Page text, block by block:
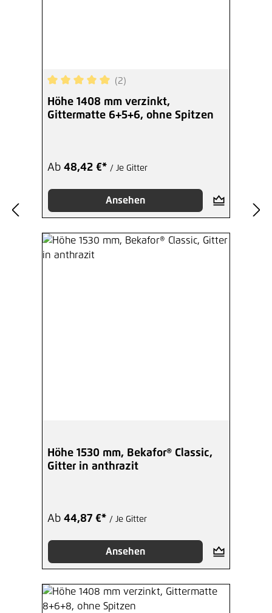
Durchschnittliche Bewertung von 5 von 5
(2)
Höhe 1408 mm verzinkt,
Gittermatte 6+5+6, ohne Spitzen
Ab 48,42 €* / Je Gitter
Ansehen
Höhe 1530 mm, Bekafor® Classic,
Gitter in anthrazit
Ab 44,87 €* / Je Gitter
Ansehen